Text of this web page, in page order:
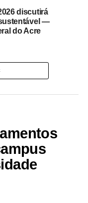
discutirá
—
do Acre